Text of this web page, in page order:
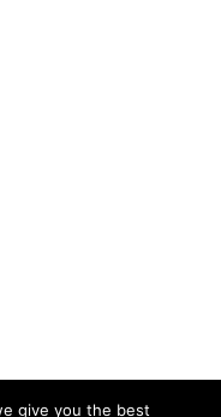
give you the best